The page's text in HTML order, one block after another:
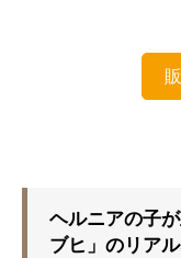
ヘルニアの子
ブヒ」のリア